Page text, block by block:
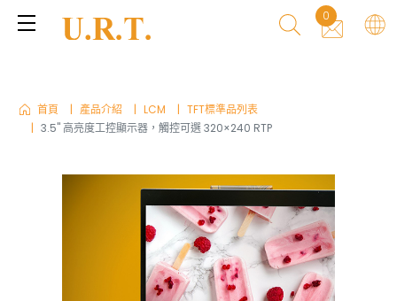
0
首頁 產品介紹 LCM
TFT標準品列表
3.5" 高亮度工控顯示器，觸控可選 320×240 RTP